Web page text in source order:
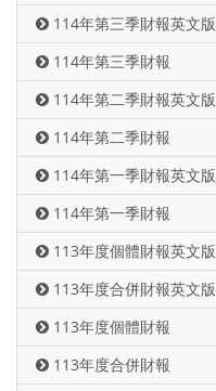
114年第三季財報英文版
114年第三季財報
114年第二季財報英文版
114年第二季財報
114年第一季財報英文版
114年第一季財報
113年度個體財報英文版
113年度合併財報英文版
113年度個體財報
113年度合併財報